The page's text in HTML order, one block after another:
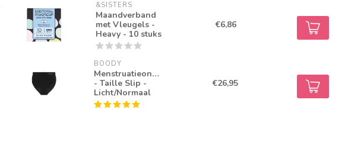
&SISTERS
Maandverband
met Vleugels -
Heavy - 10 stuks
€6,86
BOODY
Menstruatieondergoed
- Taille Slip -
Licht/Normaal
€26,95